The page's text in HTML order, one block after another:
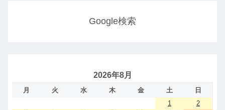
Google検索
2026年8月
月 火 水 木 金 土
日
1
2